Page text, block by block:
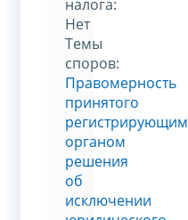
налога:
Нет
Темы
споров:
Правомерность
принятого
регистрирующим
органом
решения
об
исключении